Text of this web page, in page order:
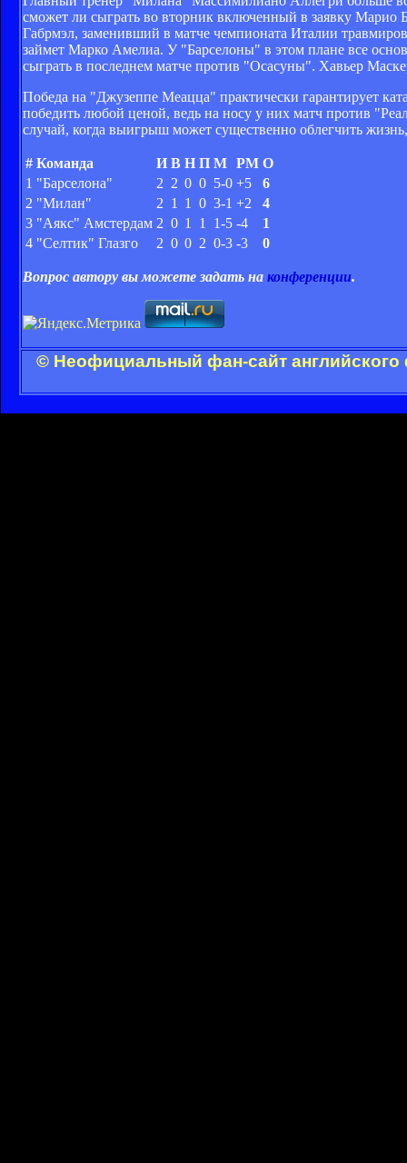
сможет ли сыграть во вторник включенный в заявку Марио
Габрмэл, заменивший в матче чемпионата Италии
займет Марко Амелиа. У "Барселоны" в этом плане все
сыграть в последнем матче против "Осасуны". Хавьер
Победа на "Джузеппе Меацца" практически гарантирует
победить любой ценой, ведь на носу у них матч против
случай, когда выигрыш может существенно облегчить
# Команда И В Н П М РМ О
1 "Барселона" 2 2 0 0 5-0 +5
6
2 "Милан" 2 1 1 0 3-1 +2
4
3 "Аякс" Амстердам 2 0 1 1 1-5 -4
1
4 "Селтик" Глазго 2 0 0 2 0-3 -3 0
Вопрос автору вы можете задать на конференции.
© Неофициальный фан-сайт английского